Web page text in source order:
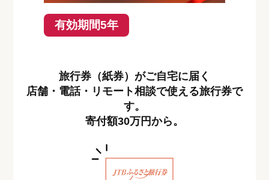
有効期間5年
旅行券（紙券）がご自宅に届く
店舗・電話・リモート相談で使える旅行券で
す。
寄付額30万円から。